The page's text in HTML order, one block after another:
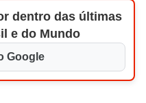
dentro das últimas
e do Mundo
Google